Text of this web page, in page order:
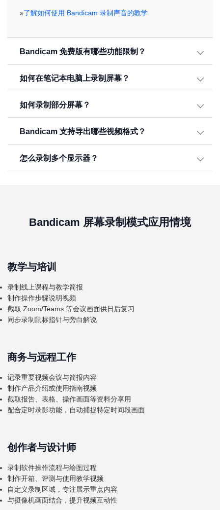
»了解如何使用 Bandicam 录制声音的教学
Bandicam 免费版有哪些功能限制？
如何在笔记本电脑上录制屏幕？
如何录制部分屏幕？
Bandicam 支持导出哪些视频格式？
怎么录制多个显示器？
Bandicam 屏幕录制模式应用情境
教学与培训
录制线上课程与教学简报
制作操作步骤说明视频
截取 Zoom/Teams 等会议画面供日后复习
同步录制鼠标指针与旁白解说
商务与远程工作
记录重要视频会议与简报内容
制作产品介绍或使用指南视频
截取报告、表格、操作画面等资料分享用
配合定时录影功能，自动捕捉特定时间段画面
创作者与设计师
录制软件操作流程与绘图过程
制作开箱、评测与使用教学视频
自定义录制区域，专注展示重点内容
与摄像机画面结合，提升视频互动性